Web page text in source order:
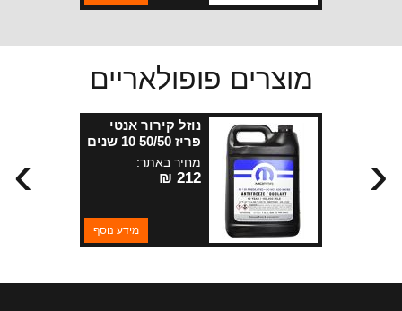
מוצרים פופולאריים
נוזל קירור אנטי
פריז 50/50 10 שנים
מחיר באתר:
212 ₪
מידע נוסף
› ‹